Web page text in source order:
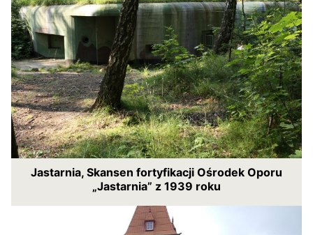
Jastarnia, Skansen fortyfikacji Ośrodek Oporu
„Jastarnia” z 1939 roku